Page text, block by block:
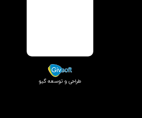
طراحی و توسعه گیو